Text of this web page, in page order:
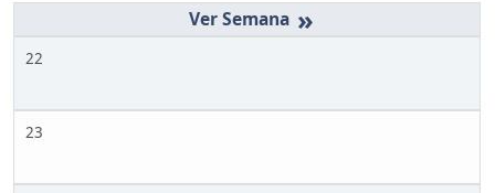
»
22
23